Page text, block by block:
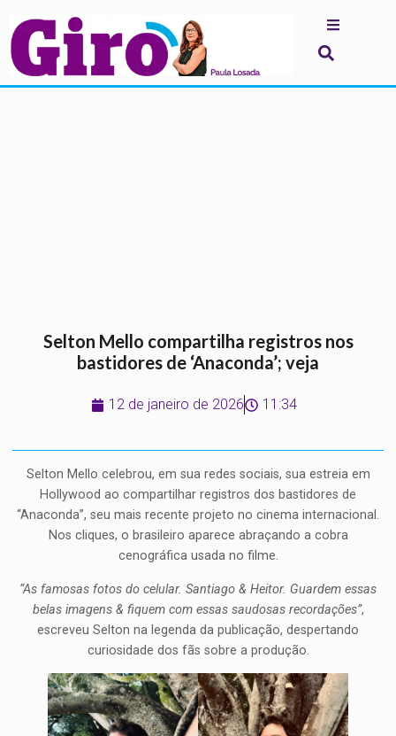
Selton Mello compartilha registros nos
bastidores de ‘Anaconda’; veja
12 de janeiro de 2026 11:34
Selton Mello celebrou, em sua redes sociais, sua estreia em
Hollywood ao compartilhar registros dos bastidores de
“Anaconda”, seu mais recente projeto no cinema internacional.
Nos cliques, o brasileiro aparece abraçando a cobra
cenográfica usada no filme.
“As famosas fotos do celular. Santiago & Heitor. Guardem essas
belas imagens & fiquem com essas saudosas recordações”,
escreveu Selton na legenda da publicação, despertando
curiosidade dos fãs sobre a produção.